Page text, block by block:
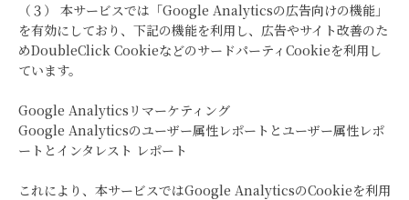
（３） 本サービスでは「Google Analyticsの広告向けの機能」
を有効にしており、下記の機能を利用し、広告やサイト改善のた
めDoubleClick CookieなどのサードパーティCookieを利用し
ています。
Google Analyticsリマーケティング
Google Analyticsのユーザー属性レポートとユーザー属性レポ
ートとインタレスト レポート
これにより、本サービスではGoogle AnalyticsのCookieを利用